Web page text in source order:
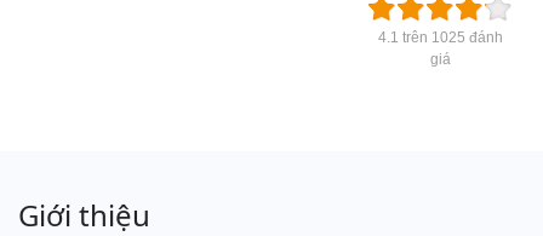
4.1 trên 1025 đánh
giá
Giới thiệu